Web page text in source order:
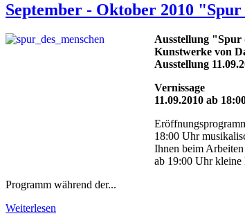
September - Oktober 2010
Ausstellung "Spur
Kunstwerke von
Ausstellung
Vernissage
11.09.2010 ab
18:00 Uhr
Ihnen beim
ab 19:00 Uhr kleine
Programm während der...
Weiterlesen